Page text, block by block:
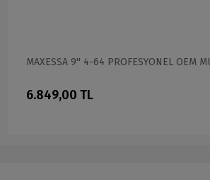
MAXESSA 9'' 4-64 PROFESYONEL OEM
6.849,00 TL